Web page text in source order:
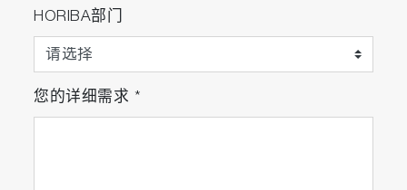
HORIBA部门
您的详细需求 *